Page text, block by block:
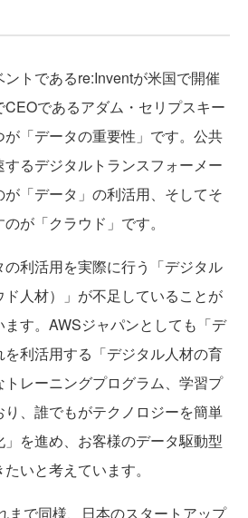
トであるre:Inventが米国で開催
であるアダム・セリプスキー
「データの重要性」です。公共
るデジタルトランスフォーメー
「データ」の利活用、そしてそ
が「クラウド」です。
利活用を実際に行う「デジタル
人材）」が不足していることが
す。AWSジャパンとしても「デ
利活用する「デジタル人材の育
レーニングプログラム、学習プ
り、誰でもがテクノロジーを簡単
を進め、お客様のデータ駆動型
いと考えています。
で同様、日本のスタートアップ